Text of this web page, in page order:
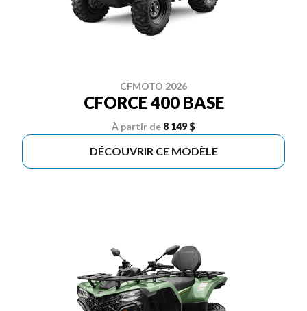
CFMOTO 2026
CFORCE 400 BASE
À partir de 8 149 $
DÉCOUVRIR CE MODÈLE